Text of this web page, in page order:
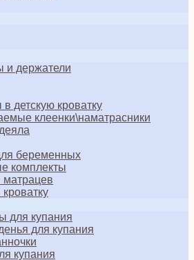
и держатели
детскую кроватку
клеенки\наматрасники
беременных
комплекты
для купания
для купания
купания